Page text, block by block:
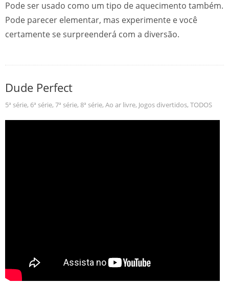
Pode ser usado como um tipo de aquecimento também.
Pode parecer elementar, mas experimente e você
certamente se surpreenderá com a diversão.
Dude Perfect
5ª série, 6ª série, 7ª série, 8ª série, Ao ar livre, Jogos divertidos, TODOS